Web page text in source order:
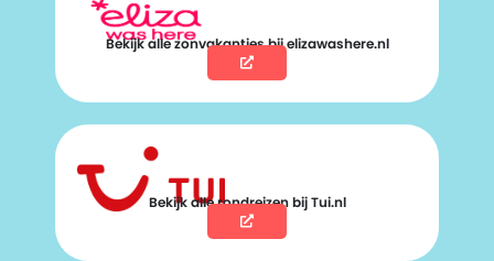
Bekijk alle zonvakanties bij elizawashere.nl
Bekijk alle rondreizen bij Tui.nl